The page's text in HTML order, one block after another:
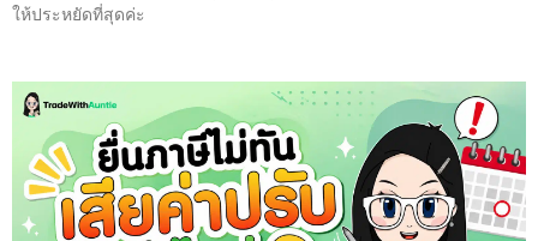
ให้ประหยัดที่สุดค่ะ